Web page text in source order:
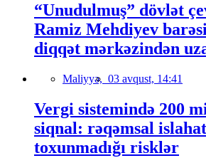
“Unudulmuş” dövlət
Ramiz Mehdiyev
diqqət mərkəzindən
Maliyyə, 03 avqust, 14:41
Vergi sistemində 200
siqnal: rəqəmsal
toxunmadığı risklər